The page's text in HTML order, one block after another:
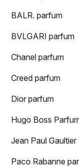
BALR. parfum
BVLGARI parfum
Chanel parfum
Creed parfum
Dior parfum
Hugo Boss
Jean Paul Gaultier
Paco Rabanne